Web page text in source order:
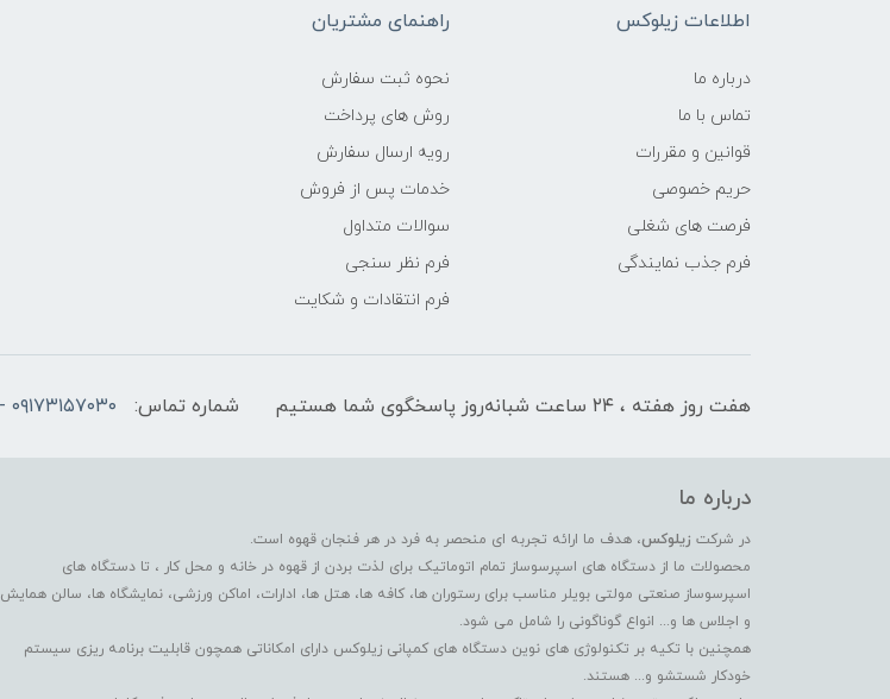
اطلاعات زیلوکس
درباره ما
تماس با ما
قوانین و مقررات
حریم خصوصی
فرصت های شغلی
فرم جذب نمایندگی
راهنمای مشتریان
نحوه ثبت سفارش
روش های پرداخت
رویه ارسال سفارش
خدمات پس از فروش
سوالات متداول
فرم نظر سنجی
فرم انتقادات و شکایت
هفت روز هفته ، ۲۴ ساعت شبانه‌روز پاسخگوی شما هستیم شماره تماس: ۰۹۱۷۳۱۵۷۰۳۰ - 09129312300 - 07137742255
درباره ما
در شرکت زیلوکس، هدف ما ارائه تجربه ای منحصر به فرد در هر فنجان قهوه است.
محصولات ما از دستگاه های اسپرسوساز تمام اتوماتیک برای لذت بردن از قهوه در خانه و محل کار ، تا دستگاه های
اسپرسوساز صنعتی مولتی بویلر مناسب برای رستوران ها، کافه ها، هتل ها، ادارات، اماکن ورزشی، نمایشگاه ها، سالن همایش
و اجلاس ها و... انواع گوناگونی را شامل می شود.
همچنین با تکیه بر تکنولوژی های نوین دستگاه های کمپانی زیلوکس دارای امکاناتی همچون قابلیت برنامه ریزی سیستم
خودکار شستشو و... هستند.